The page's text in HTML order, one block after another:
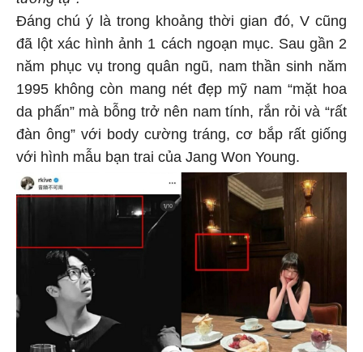
Đáng chú ý là trong khoảng thời gian đó, V cũng
đã lột xác hình ảnh 1 cách ngoạn mục. Sau gần 2
năm phục vụ trong quân ngũ, nam thần sinh năm
1995 không còn mang nét đẹp mỹ nam “mặt hoa
da phấn” mà bỗng trở nên nam tính, rắn rỏi và “rất
đàn ông” với body cường tráng, cơ bắp rất giống
với hình mẫu bạn trai của Jang Won Young.